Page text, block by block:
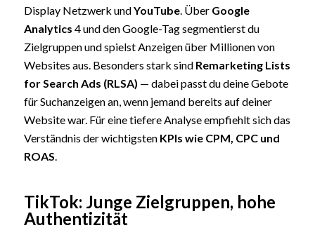
Display Netzwerk undYouTube. Über Google
Analytics 4 und den Google-Tag segmentierst du
Zielgruppen und spielst Anzeigen über Millionen von
Websites aus. Besonders stark sind Remarketing Lists
for Search Ads (RLSA) — dabei passt du deine Gebote
für Suchanzeigen an, wenn jemand bereits auf deiner
Website war. Für eine tiefere Analyse empfiehlt sich das
Verständnis der wichtigsten KPIs wie CPM, CPC und
ROAS
TikTok: Junge Zielgruppen, hohe
Authentizität